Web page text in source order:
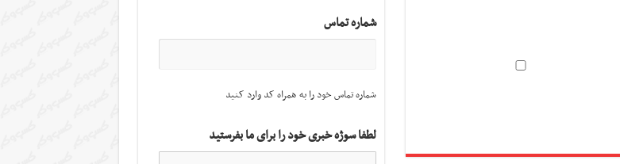
شماره تماس
شماره تماس خود را به همراه کد وارد کنید
لطفا سوژه خبری خود را برای ما بفرستید